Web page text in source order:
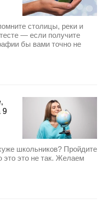
столицы, реки и
— если получите
бы вами точно не
9
школьников? Пройдите
это это не так. Желаем